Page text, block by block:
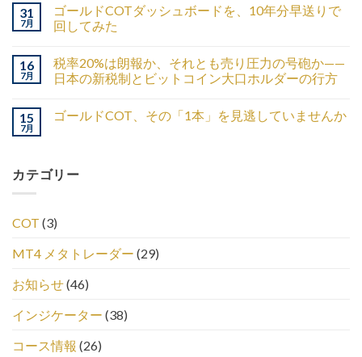
31
7月
ゴールドCOTダッシュボードを、10年分早送りで
回してみた
16
7月
税率20%は朗報か、それとも売り圧力の号砲か——
日本の新税制とビットコイン大口ホルダーの行方
15
7月
ゴールドCOT、その「1本」を見逃していませんか
カテゴリー
COT (3)
MT4 メタトレーダー (29)
お知らせ(46)
インジケーター (38)
コース情報 (26)